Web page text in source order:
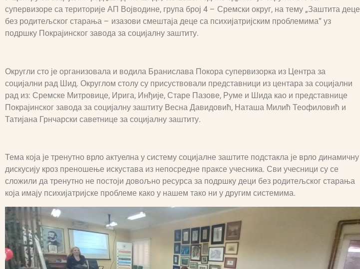
супервизоре са територије АП Војводине, група број 4 – Сремски округ, на тему „Заштита деце
без родитељског старања – изазови смештаја деце са психијатријским проблемима“ уз
подршку Покрајинског завода за социјалну заштиту.
Округли сто је организовала и водила Бранислава Покора супервизорка из Центра за
социјални рад Шид. Округлом столу су присуствовали представници из центара за социјални
рад из: Сремске Митровице, Ирига, Инђије, Старе Пазове, Руме и Шида као и представнице
Покрајинског завода за социјалну заштиту Весна Давидовић, Наташа Милић Теофиловић и
Татијана Грнчарски саветнице за социјалну заштиту.
Тема која је тренутно врло актуелна у систему социјалне заштите подстакла је врло динамичну
дискусију кроз преношење искустава из непосредне праксе учесника. Сви учесници су се
сложили да тренутно не постоји довољно ресурса за подршку деци без родитељског старања
која имају психијатријске проблеме како у нашем тако ни у другим системима.